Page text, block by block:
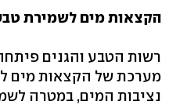
הקצאות מים לשמירת
רשות הטבע והגנים
מערכת של הקצאות מים
נציבות המים, במטרה